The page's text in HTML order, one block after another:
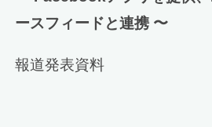
ースフィードと連携 〜
報道発表資料